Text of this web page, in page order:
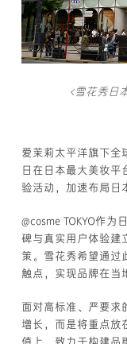
<雪花秀日
爱茉莉太平洋旗下全
日在日本最大美妆平
验活动，加速布局日
@cosme TOKYO作
碑与真实用户体验建
策。雪花秀希望通过
触点，实现品牌在当
面对高标准、严要求
增长，而是将重点放